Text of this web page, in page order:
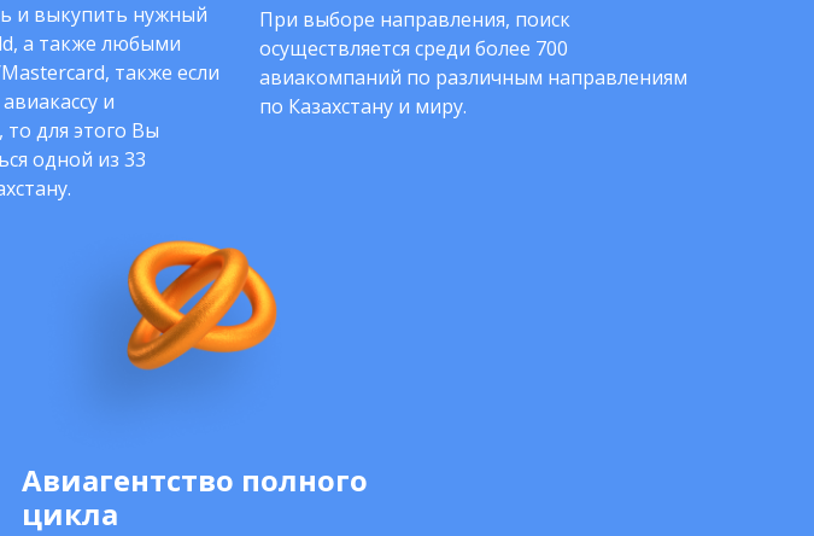
и выкупить нужный
а также любыми
также если
и
для этого Вы
одной из 33
При выборе направления, поиск
осуществляется среди более 700
авиакомпаний по различным направлениям
по Казахстану и миру.
Авиагентство полного
цикла